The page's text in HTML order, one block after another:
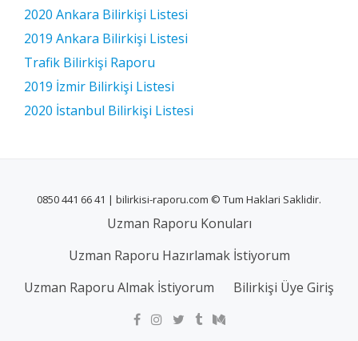
2020 Ankara Bilirkişi Listesi
2019 Ankara Bilirkişi Listesi
Trafik Bilirkişi Raporu
2019 İzmir Bilirkişi Listesi
2020 İstanbul Bilirkişi Listesi
0850 441 66 41 | bilirkisi-raporu.com © Tum Haklari Saklidir.
Uzman Raporu Konuları
Uzman Raporu Hazırlamak İstiyorum
Uzman Raporu Almak İstiyorum
Bilirkişi Üye Giriş